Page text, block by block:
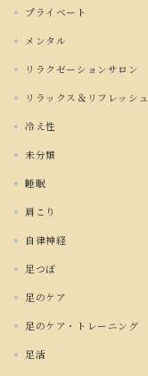
プライベート
メンタル
リラクゼーションサロン
リラックス＆リフレッシュ
冷え性
未分類
睡眠
肩こり
自律神経
足つぼ
足のケア
足のケア・トレーニング
足活